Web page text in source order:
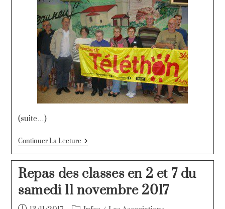
(suite…)
Continuer La Lecture
Repas des classes en 2 et 7 du
samedi 11 novembre 2017